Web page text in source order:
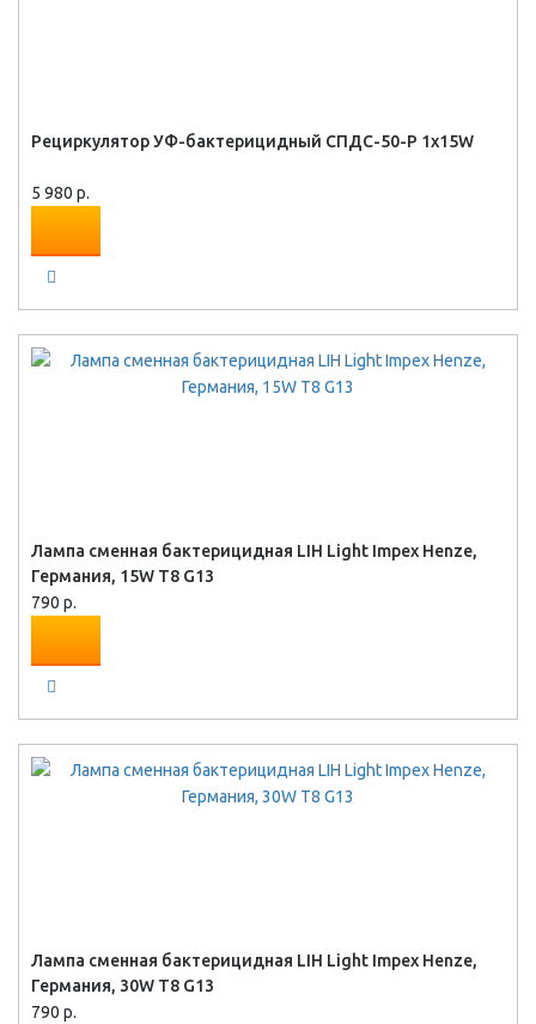
Рециркулятор УФ-бактерицидный СПДС-50-Р 1х15W
5 980 р.
Лампа сменная бактерицидная LIH Light Impex Henze,
Германия, 15W T8 G13
790 р.
Лампа сменная бактерицидная LIH Light Impex Henze,
Германия, 30W T8 G13
790 р.